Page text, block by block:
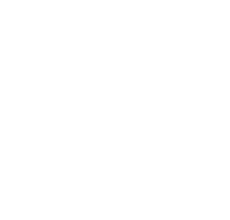
るスペースに角度の付い
ステムの完全性を維持す